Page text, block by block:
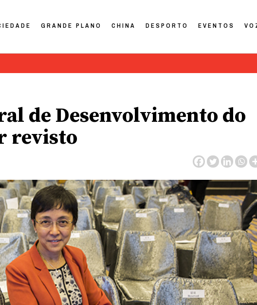
GRANDE PLANO CHINA DESPORTO EVENTOS
de Desenvolvimento do
revisto